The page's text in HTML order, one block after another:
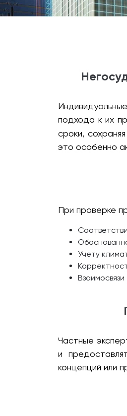
подхода к их
сроки,
это особенно
При проверке
Учету
Частные
и
концепций или